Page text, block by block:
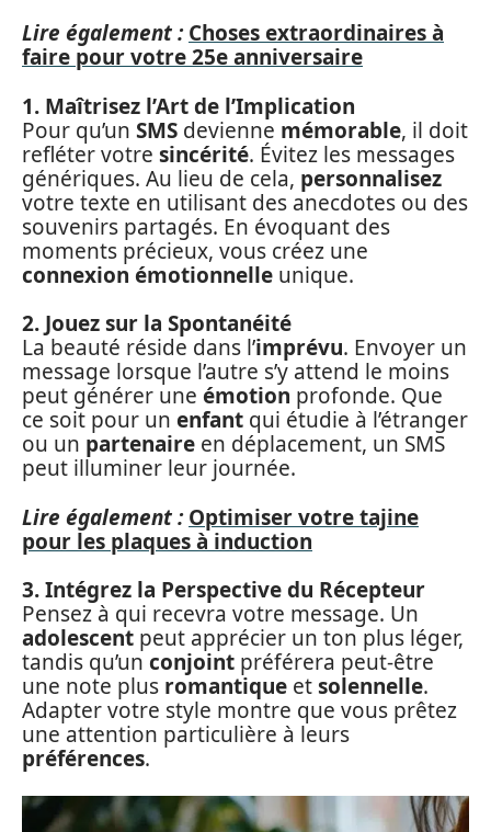
Lire également : Choses extraordinaires à
faire pour votre 25e anniversaire
1. Maîtrisez l’Art de l’Implication
Pour qu’un SMS devienne mémorable, il doit
refléter votre sincérité. Évitez les messages
génériques. Au lieu de cela, personnalisez
votre texte en utilisant des anecdotes ou des
souvenirs partagés. En évoquant des
moments précieux, vous créez une
connexion émotionnelle unique.
2. Jouez sur la Spontanéité
La beauté réside dans l’imprévu. Envoyer un
message lorsque l’autre s’y attend le moins
peut générer une émotion profonde. Que
ce soit pour un enfant qui étudie à l’étranger
ou un partenaire en déplacement, un SMS
peut illuminer leur journée.
Lire également : Optimiser votre tajine
pour les plaques à induction
3. Intégrez la Perspective du Récepteur
Pensez à qui recevra votre message. Un
adolescent peut apprécier un ton plus léger,
tandis qu’un conjoint préférera peut-être
une note plus romantique etsolennelle.
Adapter votre style montre que vous prêtez
une attention particulière à leurs
préférences.